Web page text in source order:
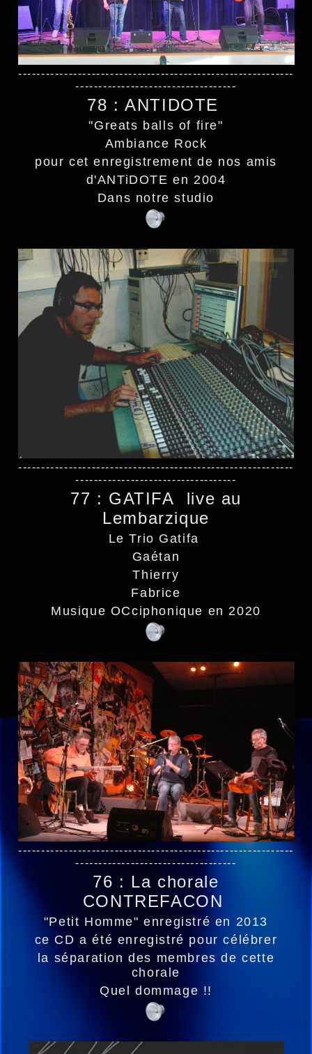
------------------------------------------------------------
-----------------------------------
78 : ANTIDOTE
"Greats balls of fire"
Ambiance Rock
pour cet enregistrement de nos amis
d'ANTiDOTE en 2004
Dans notre studio
------------------------------------------------------------
-----------------------------------
77 : GATIFA live au
Lembarzique
Le Trio Gatifa
Gaétan
Thierry
Fabrice
Musique OCciphonique en 2020
------------------------------------------------------------
-----------------------------------
76 : La chorale
CONTREFACON
"Petit Homme" enregistré en 2013
ce CD a été enregistré pour célébrer
la séparation des membres de cette
chorale
Quel dommage !!